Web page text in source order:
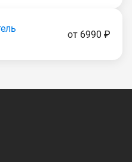
от 6990 ₽